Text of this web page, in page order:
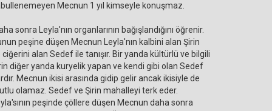
Mecnun 1 yıl kimseyle konuşmaz.
sonra Leyla'nın organlarının bağışlandığını öğrenir.
peşine düşen Mecnun Leyla'nın kalbini alan Şirin
ciğerini alan Sedef ile tanışır. Bir yanda kültürlü ve bilgili
diğer yanda kuryelik yapan ve kendi gibi olan Sedef
Mecnun ikisi arasında gidip gelir ancak ikisiyle de
olamaz. Sedef ve Şirin mahalleyi terk eder.
peşinde çöllere düşen Mecnun daha sonra